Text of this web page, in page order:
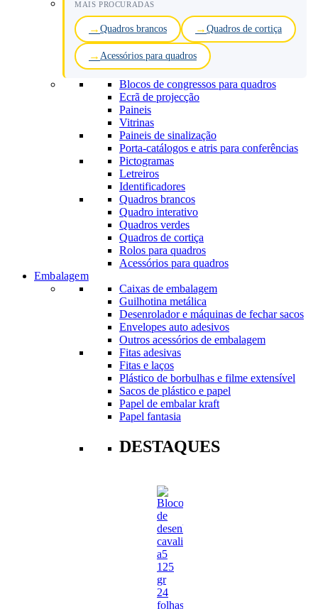
MAIS PROCURADAS
Quadros brancos Quadros de cortiça
Acessórios para quadros
Blocos de congressos para quadros
Ecrã de projecção
Paineis
Vitrinas
Paineis de sinalização
Porta-catálogos e atris para conferências
Pictogramas
Letreiros
Identificadores
Quadros brancos
Quadro interativo
Quadros verdes
Quadros de cortiça
Rolos para quadros
Acessórios para quadros
Embalagem
Caixas de embalagem
Guilhotina metálica
Desenrolador e máquinas de fechar sacos
Envelopes auto adesivos
Outros acessórios de embalagem
Fitas adesivas
Fitas e laços
Plástico de borbulhas e filme extensível
Sacos de plástico e papel
Papel de embalar kraft
Papel fantasia
DESTAQUES